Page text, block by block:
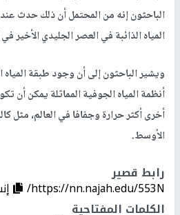
الباحثون إنه من المحتمل أن ذلك حدث
المياه الذائبة في العصر الجليدي الأخير
ويشير الباحثون إلى أن وجود طبقة
أنظمة المياه الجوفية المماثلة يمكن أن
أخرى أكثر حرارة وجفافا في العالم، مثل
الأوسط.
رابط قصير
https://nn.najah.edu/553N/
الكلمات المفتاحية